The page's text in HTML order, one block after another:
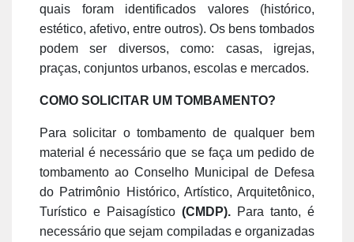
quais foram identificados valores (histórico,
estético, afetivo, entre outros). Os bens tombados
podem ser diversos, como: casas, igrejas,
praças, conjuntos urbanos, escolas e mercados.
COMO SOLICITAR UM TOMBAMENTO?
Para solicitar o tombamento de qualquer bem
material é necessário que se faça um pedido de
tombamento ao Conselho Municipal de Defesa
do Patrimônio Histórico, Artístico, Arquitetônico,
Turístico e Paisagístico (CMDP). Para tanto, é
necessário que sejam compiladas e organizadas